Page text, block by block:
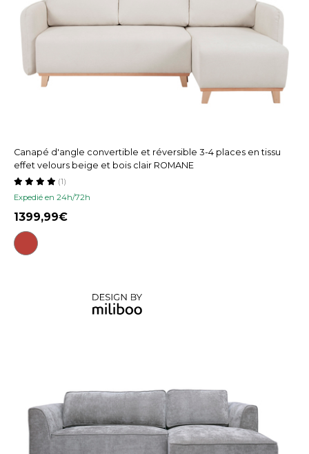
Canapé d'angle convertible et réversible 3-4 places en tissu
effet velours beige et bois clair ROMANE
Expedié en 24h/72h
(1)
1399,99